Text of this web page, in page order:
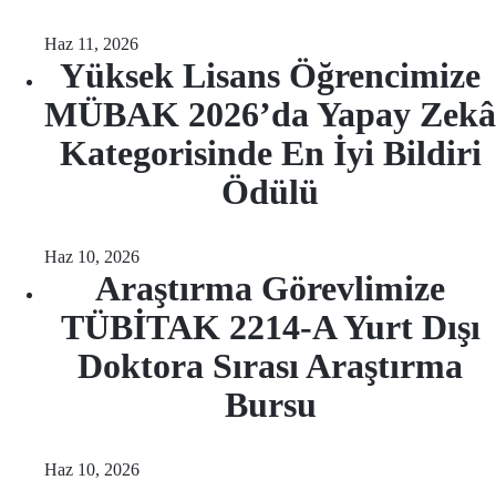
Haz 11, 2026
Yüksek Lisans Öğrencimize
MÜBAK 2026’da Yapay Zekâ
Kategorisinde En İyi Bildiri
Ödülü
Haz 10, 2026
Araştırma Görevlimize
TÜBİTAK 2214-A Yurt Dışı
Doktora Sırası Araştırma
Bursu
Haz 10, 2026